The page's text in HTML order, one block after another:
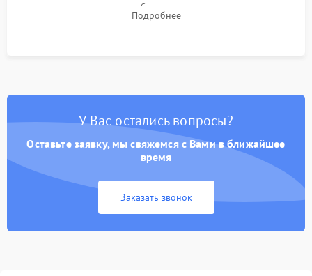
компрессора, отсутствия обмерзания стенок и корректного
срабатывания системы автоматической оттайки.
Подробнее
У Вас остались вопросы?
Оставьте заявку, мы свяжемся с Вами в ближайшее
время
Заказать звонок